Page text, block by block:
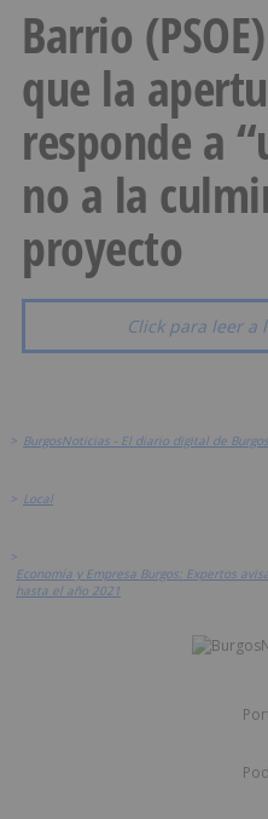
Barrio
que la
responde a
no a la
proyecto
Click para leer a
> BurgosNoticias - El diario digital de Burgos
> Local
>
Economía y Empresa Burgos: Expertos
hasta el año 2021